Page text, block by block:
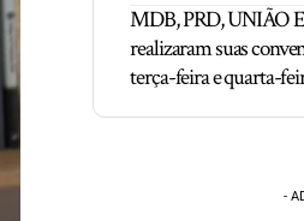
MDB, PRD, UNIÃO
realizaram suas
terça-feira e quarta-
-